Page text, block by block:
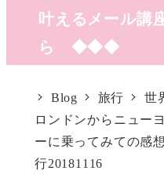
叶えるメール講
ら ◆◆◆
Blog 旅行 世
ロンドンからニュー
ーに乗ってみての感
行20181116